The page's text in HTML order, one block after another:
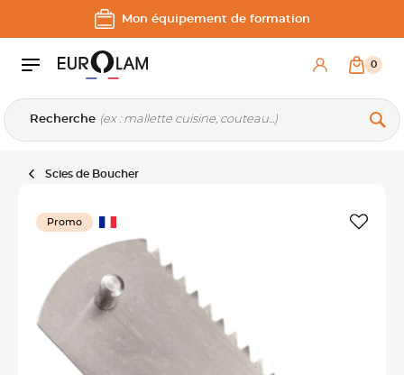
Aller au contenu
Aller à la navigation principale
Mon équipement de formation
Recherche
0
Scies de Boucher
Promo